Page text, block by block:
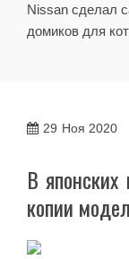
Nissan сделал
домиков для
29 Ноя 2020
В
копии